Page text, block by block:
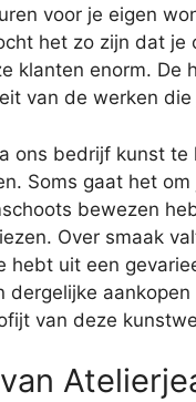
voor je eigen
het zo zijn dat
klanten enorm. De
van de werken
ons bedrijf kunst
Soms gaat het
bewezen
Over smaak
hebt uit een
van deze